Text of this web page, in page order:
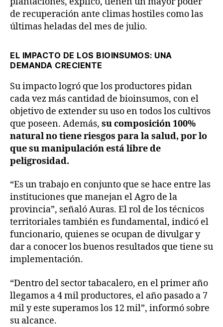
de recuperación ante climas hostiles como las
últimas heladas del mes de julio.
EL IMPACTO DE LOS BIOINSUMOS: UNA
DEMANDA CRECIENTE
Su impacto logró que los productores pidan
cada vez más cantidad de bioinsumos, con el
objetivo de extender su uso en todos los cultivos
que poseen. Además, su composición 100%
natural no tiene riesgos para la salud, por lo
que su manipulación está libre de
peligrosidad.
“Es un trabajo en conjunto que se hace entre las
instituciones que manejan el Agro de la
provincia”, señaló Auras. El rol de los técnicos
territoriales también es fundamental, indicó el
funcionario, quienes se ocupan de divulgar y
dar a conocer los buenos resultados que tiene su
implementación.
“Dentro del sector tabacalero, en el primer año
llegamos a 4 mil productores, el año pasado a 7
mil y este superamos los 12 mil”, informó sobre
su alcance.